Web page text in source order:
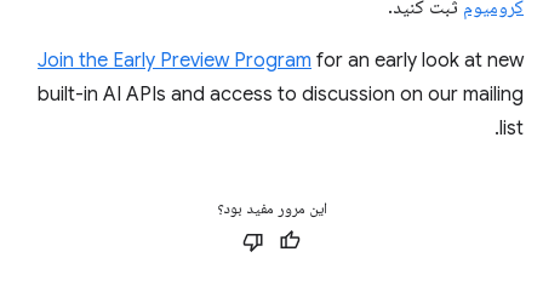
کرومیوم ثبت کنید.
Join the Early Preview Program for an early look at new
built-in AI APIs and access to discussion on our mailing
list.
این مرور مفید بود؟